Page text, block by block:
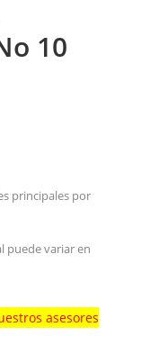
10
principales por
puede variar en
asesores